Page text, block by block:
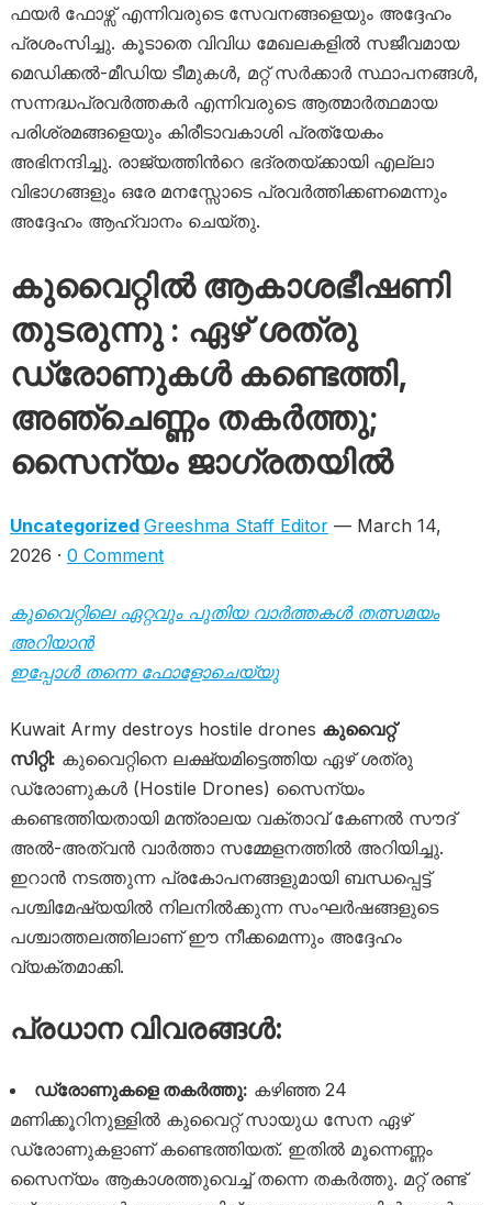
ഫയർ ഫോഴ്സ് എന്നിവരുടെ സേവനങ്ങളെയും അദ്ദേഹം
പ്രശംസിച്ചു. കൂടാതെ വിവിധ മേഖലകളിൽ സജീവമായ
മെഡിക്കൽ-മീഡിയ ടീമുകൾ, മറ്റ് സർക്കാർ സ്ഥാപനങ്ങൾ,
സന്നദ്ധപ്രവർത്തകർ എന്നിവരുടെ ആത്മാർത്ഥമായ
പരിശ്രമങ്ങളെയും കിരീടാവകാശി പ്രത്യേകം
അഭിനന്ദിച്ചു. രാജ്യത്തിന്‍റെ ഭദ്രതയ്ക്കായി എല്ലാ
വിഭാഗങ്ങളും ഒരേ മനസ്സോടെ പ്രവർത്തിക്കണമെന്നും
അദ്ദേഹം ആഹ്വാനം ചെയ്തു.
കുവൈറ്റിൽ ആകാശഭീഷണി
തുടരുന്നു : ഏഴ് ശത്രു
ഡ്രോണുകൾ കണ്ടെത്തി,
അഞ്ചെണ്ണം തകർത്തു;
സൈന്യം ജാഗ്രതയിൽ
Uncategorized Greeshma Staff Editor— March 14,
2026 · 0 Comment
കുവൈറ്റിലെ ഏറ്റവും പുതിയ വാർത്തകൾ തത്സമയം
അറിയാൻ
ഇപ്പോൾ തന്നെ ഫോളോചെയ്യു
Kuwait Army destroys hostile drones കുവൈറ്റ്
സിറ്റി: കുവൈറ്റിനെ ലക്ഷ്യമിട്ടെത്തിയ ഏഴ് ശത്രു
ഡ്രോണുകൾ (Hostile Drones) സൈന്യം
കണ്ടെത്തിയതായി മന്ത്രാലയ വക്താവ് കേണൽ സൗദ്
അൽ-അത്വൻ വാർത്താ സമ്മേളനത്തിൽ അറിയിച്ചു.
ഇറാൻ നടത്തുന്ന പ്രകോപനങ്ങളുമായി ബന്ധപ്പെട്ട്
പശ്ചിമേഷ്യയിൽ നിലനിൽക്കുന്ന സംഘർഷങ്ങളുടെ
പശ്ചാത്തലത്തിലാണ് ഈ നീക്കമെന്നും അദ്ദേഹം
വ്യക്തമാക്കി.
പ്രധാന വിവരങ്ങൾ:
ഡ്രോണുകളെ തകർത്തു: കഴിഞ്ഞ 24
മണിക്കൂറിനുള്ളിൽ കുവൈറ്റ് സായുധ സേന ഏഴ്
ഡ്രോണുകളാണ് കണ്ടെത്തിയത്. ഇതിൽ മൂന്നെണ്ണം
സൈന്യം ആകാശത്തുവെച്ച് തന്നെ തകർത്തു. മറ്റ് രണ്ട്